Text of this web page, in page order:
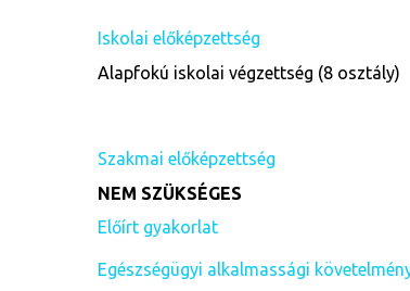
Iskolai előképzettség
Alapfokú iskolai végzettség (8 osztály)
Szakmai előképzettség
NEM SZÜKSÉGES
Előírt gyakorlat
Egészségügyi alkalmassági